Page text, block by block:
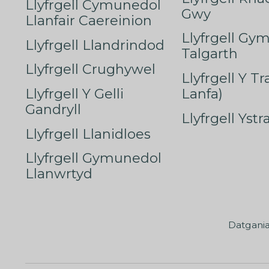
Llyfrgell Cymunedol
Llanfair Caereinion
Llyfrgell Llandrindod
Llyfrgell Crughywel
Llyfrgell Y Gelli
Gandryll
Llyfrgell Llanidloes
Llyfrgell Gymunedol
Llanwrtyd
Gwy
Llyfrgell
Talgarth
Llyfrgell Y
Lanfa)
Llyfrgell